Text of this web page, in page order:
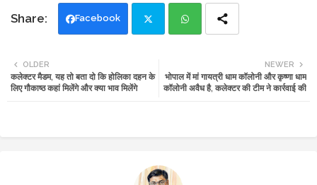
Facebook
tte ats
NEWER
भोपाल में मां गायत्री धाम कॉलोनी और कृष्णा धाम
कॉलोनी अवैध है, कलेक्टर की टीम ने कार्रवाई की
OLDER
कलेक्टर मैडम, यह तो बता दो कि होलिका दहन के
लिए गौकाष्ठ कहां मिलेंगे और क्या भाव मिलेंगे